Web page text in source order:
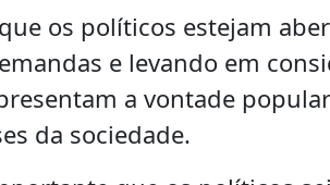
os políticos estejam
e levando em
a vontade
da sociedade.